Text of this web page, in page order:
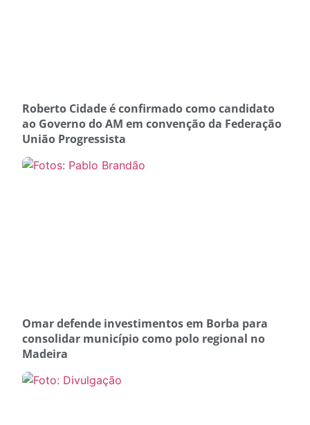
Roberto Cidade é confirmado como candidato
ao Governo do AM em convenção da Federação
União Progressista
Omar defende investimentos em Borba para
consolidar município como polo regional no
Madeira